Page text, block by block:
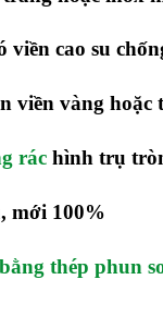
viền cao su
viền vàng hoặc
rác hình trụ
mới 100%